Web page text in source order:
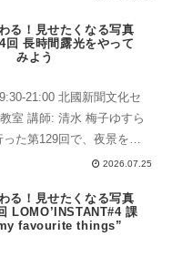
これまでと今後の講座内
る！見せたくなる写真
回 長時間露光をやって
みよう
21:00 北國新聞文化セ
室 講師: 清水 梅子ゆすら
った第129回で、夜景を撮
いう課題がありました。長
今回、長...
2026.07.25
る！見せたくなる写真
LOMO’INSTANT#4 課
favourite things”